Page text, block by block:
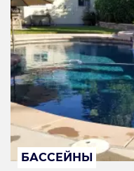
БАССЕЙНЫ